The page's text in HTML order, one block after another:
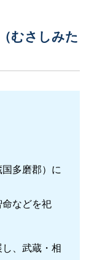
むさしみた
多磨郡）に
などを祀
、武蔵・相